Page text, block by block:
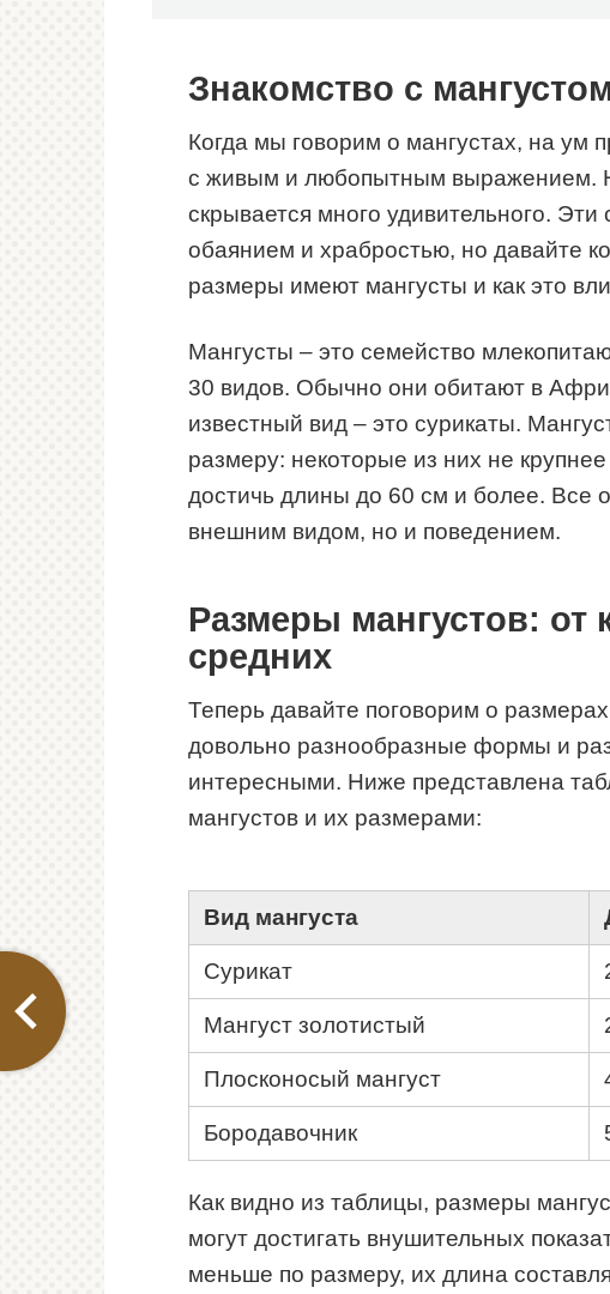
Знакомство с
Когда мы говорим о мангустах, на ум
с живым и любопытным выражением.
скрывается много удивительного.
обаянием и храбростью, но давайте
размеры имеют мангусты и как это
Мангусты – это семейство
30 видов. Обычно они обитают в
известный вид – это сурикаты.
размеру: некоторые из них не
достичь длины до 60 см и более. Все
внешним видом, но и поведением.
Размеры мангустов: от
средних
Теперь давайте поговорим о
довольно разнообразные формы и
интересными. Ниже представлена
мангустов и их размерами:
Вид мангуста
Сурикат
Мангуст золотистый
Плосконосый мангуст
Бородавочник
Как видно из таблицы, размеры
могут достигать внушительных
меньше по размеру, их длина